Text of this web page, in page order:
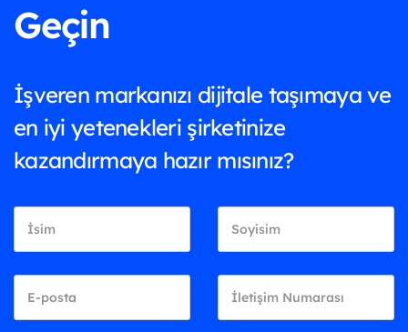
Geçin
İşveren markanızı dijitale taşımaya ve
en iyi yetenekleri şirketinize
kazandırmaya hazır mısınız?